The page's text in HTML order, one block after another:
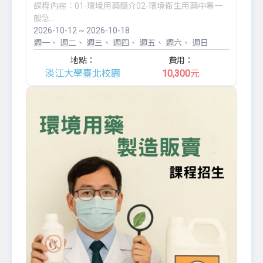
課程內容：01-環境用藥簡介02-環境衛生用藥中毒一
般急...
2026-10-12 ~ 2026-10-18
週一
週二 週三 週四 週五 週六
週日
地點：
淡江大學臺北校園
費用：
10,300元